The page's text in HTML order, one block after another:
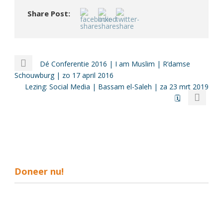
Share Post:
Dé Conferentie 2016 | I am Muslim | R’damse
Schouwburg | zo 17 april 2016
Lezing: Social Media | Bassam el-Saleh | za 23 mrt 2019
🗓
Doneer nu!